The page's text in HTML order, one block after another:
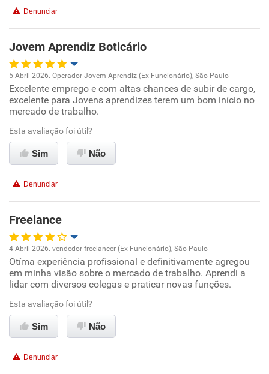
Recomenda a diretoria
Denunciar
Jovem Aprendiz Boticário
Oportunidade de promoção
Conciliação com a vida familiar
5 Abril 2026. Operador Jovem Aprendiz (Ex-Funcionário), São Paulo
Excelente emprego e com altas chances de subir de cargo,
excelente para Jovens aprendizes terem um bom início no
mercado de trabalho.
Esta avaliação foi útil?
Sim Não
Denunciar
Freelance
Oportunidade de promoção
Conciliação com a vida familiar
4 Abril 2026. vendedor freelancer (Ex-Funcionário), São Paulo
Otíma experiência profissional e definitivamente agregou
em minha visão sobre o mercado de trabalho. Aprendi a
lidar com diversos colegas e praticar novas funções.
Esta avaliação foi útil?
Sim Não
Denunciar